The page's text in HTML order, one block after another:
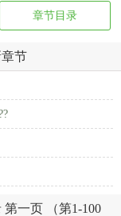
章节目录
节
第一页 （第1-100